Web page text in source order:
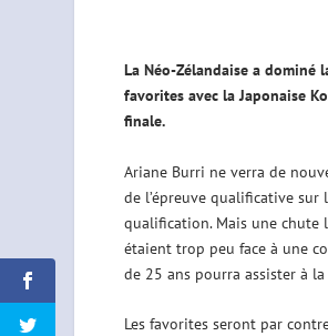
La Néo-Zélandaise a
favorites avec la Japonaise
finale.
Ariane Burri ne verra de
de l’épreuve qualificative
qualification. Mais une chute
étaient trop peu face à une
de 25 ans pourra assister à
Les favorites seront par